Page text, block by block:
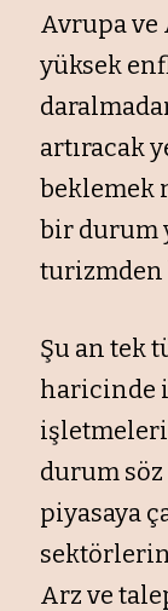
Avrupa ve
yüksek
artıracak
beklemek
bir durum
turizmden
Şu an tek
haricinde
durum söz
piyasaya
sektörlerin
Arz ve